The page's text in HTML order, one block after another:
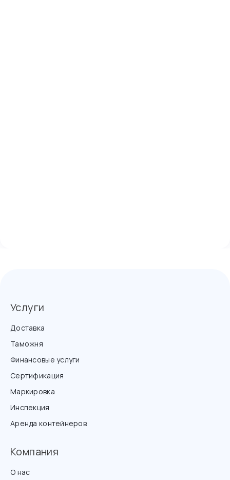
Услуги
Доставка
Таможня
Финансовые услуги
Сертификация
Маркировка
Инспекция
Аренда контейнеров
Компания
О нас